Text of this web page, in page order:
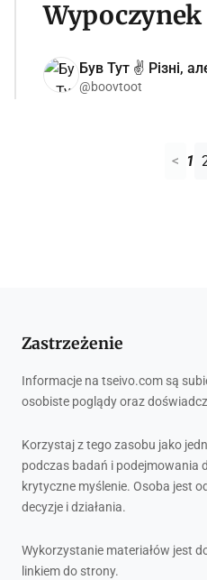
Wypoczynek
Був Тут ✌️ Різні,
@boovtoot
< 1
Zastrzeżenie
Informacje na tseivo.com są
osobiste poglądy oraz
Korzystaj z tego zasobu jako
podczas badań i podejmowania
krytyczne myślenie. Osoba jest
decyzje i działania.
Wykorzystanie materiałów jest
linkiem do strony.